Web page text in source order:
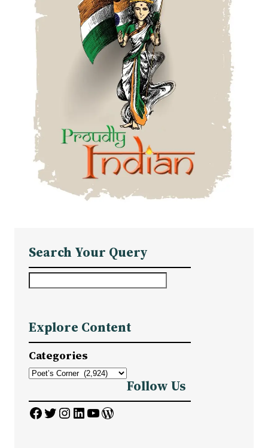
Search Your Query
r
c
h
Explore Content
Categories
Follow Us
Facebook Twitter InstagramLinkedIn YouTube WordPress